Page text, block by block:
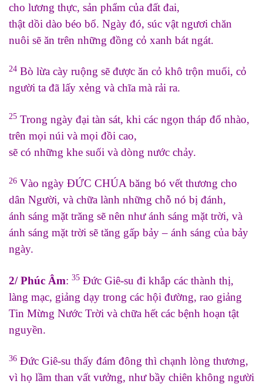
cho lương thực, sản phẩm của đất đai,
thật dồi dào béo bổ. Ngày đó, súc vật ngươi chăn
nuôi sẽ ăn trên những đồng cỏ xanh bát ngát.
24 Bò lừa cày ruộng sẽ được ăn cỏ khô trộn muối, cỏ
người ta đã lấy xẻng và chĩa mà rải ra.
25 Trong ngày đại tàn sát, khi các ngọn tháp đổ nhào,
trên mọi núi và mọi đồi cao,
sẽ có những khe suối và dòng nước chảy.
26 Vào ngày ĐỨC CHÚA băng bó vết thương cho
dân Người, và chữa lành những chỗ nó bị đánh,
ánh sáng mặt trăng sẽ nên như ánh sáng mặt trời, và
ánh sáng mặt trời sẽ tăng gấp bảy – ánh sáng của bảy
ngày.
2/ Phúc Âm: 35 Đức Giê-su đi khắp các thành thị,
làng mạc, giảng dạy trong các hội đường, rao giảng
Tin Mừng Nước Trời và chữa hết các bệnh hoạn tật
nguyền.
36 Đức Giê-su thấy đám đông thì chạnh lòng thương,
vì họ lầm than vất vưởng, như bầy chiên không người